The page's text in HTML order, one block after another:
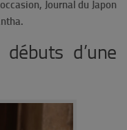
Journal du Japon
d’une